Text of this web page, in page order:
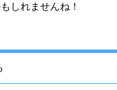
しれませんね！